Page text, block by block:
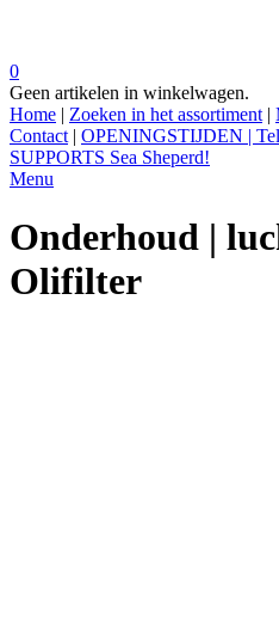
0
Geen artikelen in winkelwagen.
Home | Zoeken in het assortiment |
Contact | OPENINGSTIJDEN |
SUPPORTS Sea Sheperd!
Menu
Onderhoud |
Olifilter